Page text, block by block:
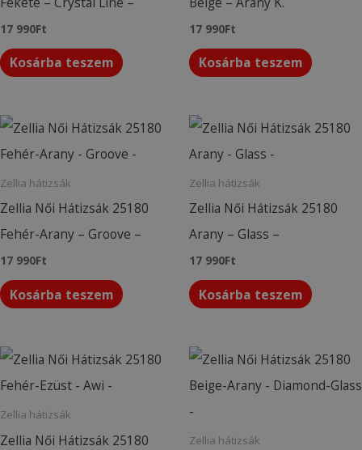
17 990Ft
Kosárba teszem
17 990Ft
Kosárba teszem
Zellia hátizsák
Zellia Női Hátizsák 25180
Fehér-Arany – Groove –
17 990Ft
Kosárba teszem
Zellia hátizsák
Zellia Női Hátizsák 25180
Arany – Glass –
17 990Ft
Kosárba teszem
Zellia hátizsák
Zellia Női Hátizsák 25180
Zellia hátizsák